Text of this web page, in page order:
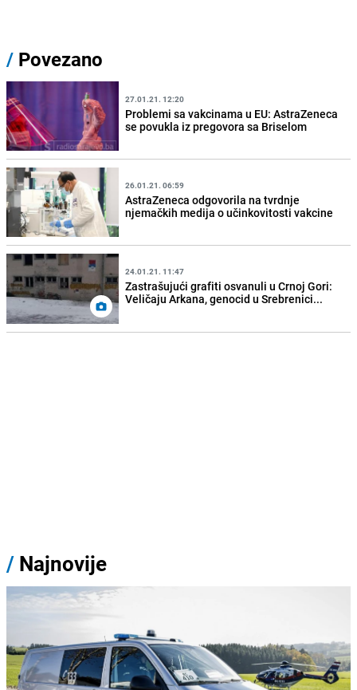
/ Povezano
27.01.21. 12:20
Problemi sa vakcinama u EU: AstraZeneca
se povukla iz pregovora sa Briselom
26.01.21. 06:59
AstraZeneca odgovorila na tvrdnje
njemačkih medija o učinkovitosti vakcine
24.01.21. 11:47
Zastrašujući grafiti osvanuli u Crnoj Gori:
Veličaju Arkana, genocid u Srebrenici...
/ Najnovije